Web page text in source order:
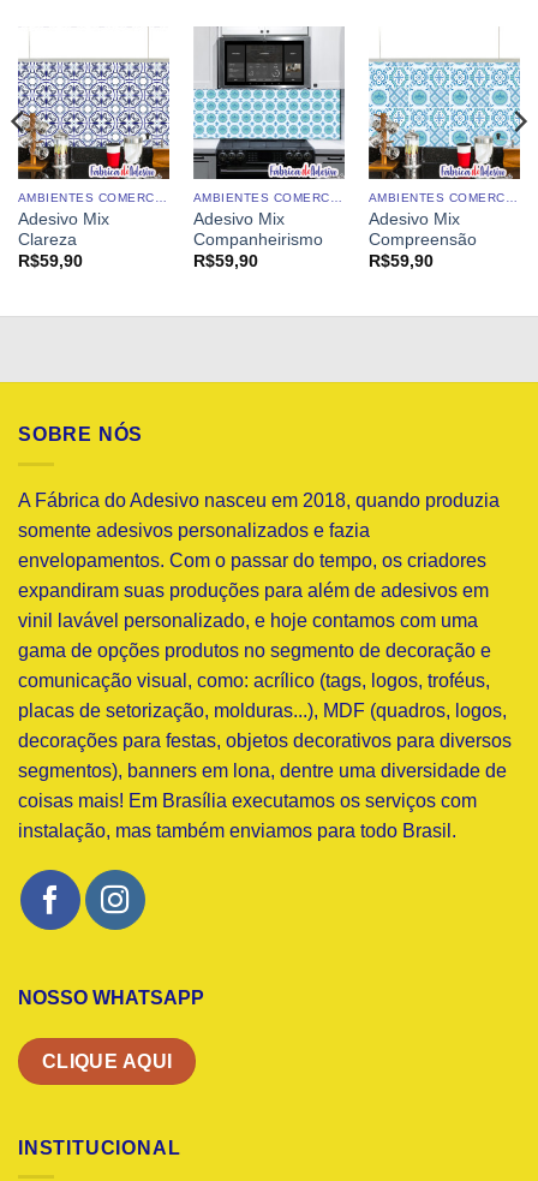
AMBIENTES COMERCIAIS
Adesivo Mix
Clareza
R$59,90
AMBIENTES COMERCIAIS
Adesivo Mix
Companheirismo
R$59,90
AMBIENTES COMERCIAIS
Adesivo Mix
Compreensão
R$59,90
SOBRE NÓS
A Fábrica do Adesivo nasceu em 2018, quando produzia
somente adesivos personalizados e fazia
envelopamentos. Com o passar do tempo, os criadores
expandiram suas produções para além de adesivos em
vinil lavável personalizado, e hoje contamos com uma
gama de opções produtos no segmento de decoração e
comunicação visual, como: acrílico (tags, logos, troféus,
placas de setorização, molduras...), MDF (quadros, logos,
decorações para festas, objetos decorativos para diversos
segmentos), banners em lona, dentre uma diversidade de
coisas mais! Em Brasília executamos os serviços com
instalação, mas também enviamos para todo Brasil.
NOSSO WHATSAPP
CLIQUE AQUI
INSTITUCIONAL